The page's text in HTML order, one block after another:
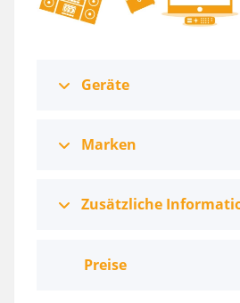
Geräte
Marken
Zusätzliche
Preise